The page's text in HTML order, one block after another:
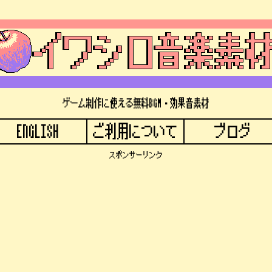
ゲーム制作に使える無料BGM・効果音素材
ENGLISH ご利用について ブログ
スポンサーリンク